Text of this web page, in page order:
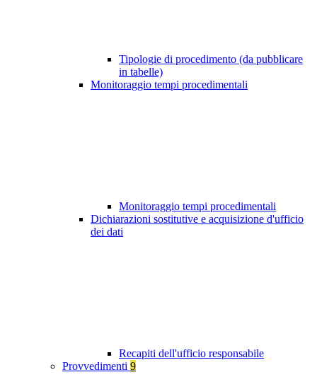
Tipologie di procedimento (da pubblicare
in tabelle)
Monitoraggio tempi procedimentali
Monitoraggio tempi procedimentali
Dichiarazioni sostitutive e acquisizione d'ufficio
dei dati
Recapiti dell'ufficio responsabile
Provvedimenti 9